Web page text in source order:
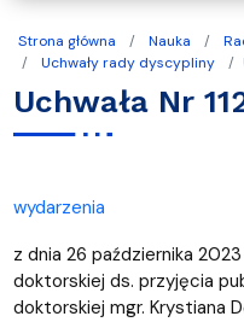
Strona główna Nauka
Uchwały rady dyscypliny
Uchwała Nr
wydarzenia
z dnia 26 października
doktorskiej ds. przyjęcia
doktorskiej mgr. Krystiana